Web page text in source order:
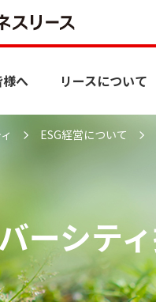
へ
メーカーの皆
徴
み
リースについて
ご
各種
向けサービス
ZERO」
ベネ
ェック
営
ジへリンクします）
（重
（※三
ESG経営について
ーシテ
ーカーの
徴
組み
て
ご利
各
向けサービス
ベネ
ック
営業
ティ
ジへリンクします）
（重